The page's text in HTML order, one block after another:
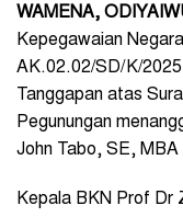
WAMENA,
Kepegawaian
AK.02.02/SD/K/
Tanggapan atas
Pegunungan
John Tabo, SE,
Kepala BKN Prof Dr